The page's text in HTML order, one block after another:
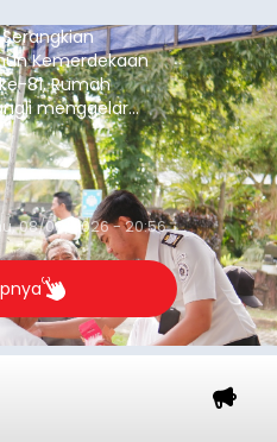
Serangkian
Kemerdekaan
81, Rumah
menggelar
gratis, Rabu
08/06/2026 - 20:56